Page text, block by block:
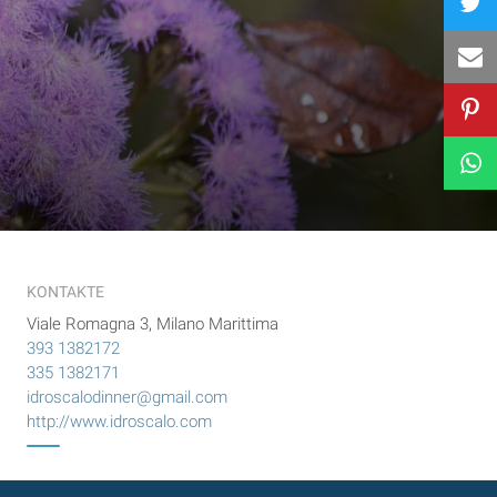
KONTAKTE
Viale Romagna 3, Milano Marittima
393 1382172
335 1382171
idroscalodinner@gmail.com
http://www.idroscalo.com